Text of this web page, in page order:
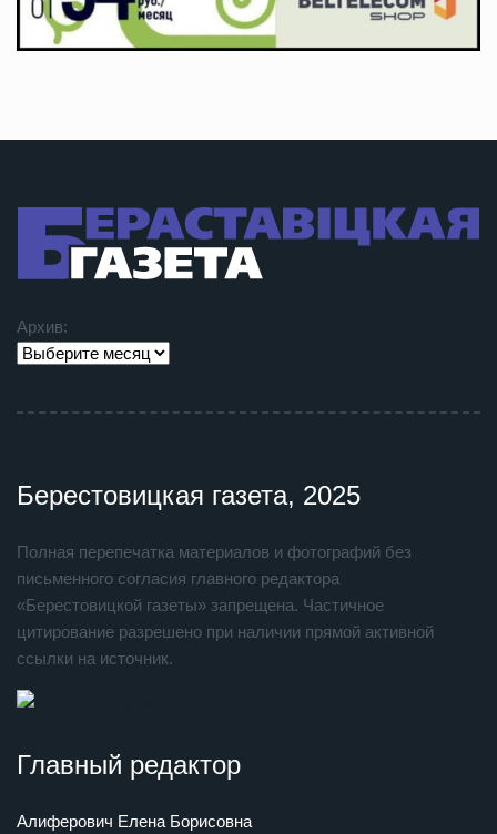
Архив:
Берестовицкая газета, 2025
Полная перепечатка материалов и фотографий без
письменного согласия главного редактора
«Берестовицкой газеты» запрещена. Частичное
цитирование разрешено при наличии прямой активной
ссылки на источник.
Главный редактор
Алиферович Елена Борисовна